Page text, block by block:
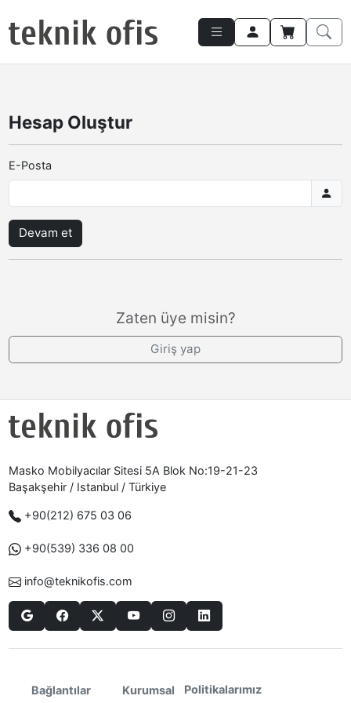
Hesap Oluştur
E-Posta
Devam et
Zaten üye misin?
Giriş yap
Masko Mobilyacılar Sitesi 5A Blok No:19-21-23
Başakşehir / Istanbul / Türkiye
+90(212) 675 03 06
+90(539) 336 08 00
info@teknikofis.com
Bağlantılar Kurumsal Politikalarımız